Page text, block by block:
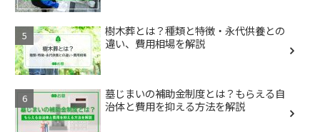
樹木葬とは？種類と特徴・永代供養との
違い、費用相場を解説
墓じまいの補助金制度とは？もらえる自
治体と費用を抑える方法を解説